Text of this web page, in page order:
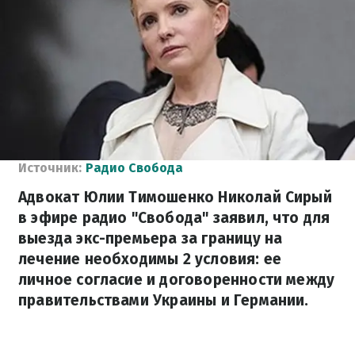
Источник: Радио Свобода
Адвокат Юлии Тимошенко Николай Сирый
в эфире радио "Свобода" заявил, что для
выезда экс-премьера за границу на
лечение необходимы 2 условия: ее
личное согласие и договоренности между
правительствами Украины и Германии.